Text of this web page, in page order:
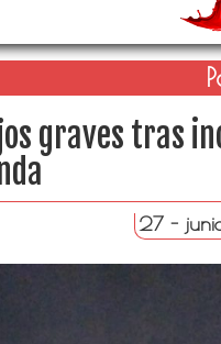
graves tras
27 -